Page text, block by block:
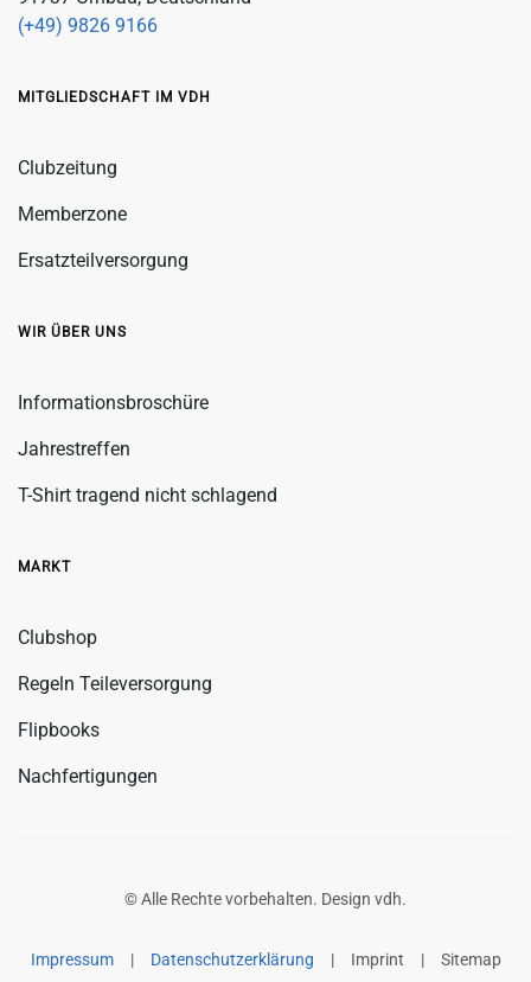
(+49) 9826 9166
MITGLIEDSCHAFT IM VDH
Clubzeitung
Memberzone
Ersatzteilversorgung
WIR ÜBER UNS
Informationsbroschüre
Jahrestreffen
T-Shirt tragend nicht schlagend
MARKT
Clubshop
Regeln Teileversorgung
Flipbooks
Nachfertigungen
© Alle Rechte vorbehalten. Design vdh.
Impressum| Datenschutzerklärung | Imprint | Sitemap